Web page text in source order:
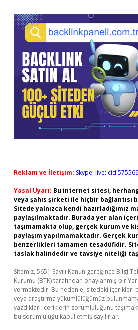
Reklam ve İletişim: Skype:
Yasal Uyarı: Bu internet sitesi,
veya şahıs şirketi ile hiçbir bağlantısı
Sitede yalnızca kendi hazırladığımız
paylaşılmaktadır. Burada yer alan
taşımamakta olup, gerçek kurum ve
paylaşım yapılmamaktadır. Gerçek
benzerlikleri tamamen tesadüfidir.
taslak halindedir ve tavsiye niteliği
Sitemiz, 5651 Sayılı Kanun gereğince Bilgi
Kurumu (BTK) tarafından onaylanmış bir
vermektedir. Bu nedenle, sitedeki içerikleri
veya araştırma yükümlülüğümüz
yazdıkları içeriklerin sorumluluğunu
bu sorumluluğu kabul etmiş sayılırlar.